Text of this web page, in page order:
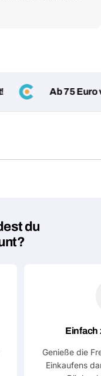
Ab 75 Euro
du
Einfach
Genieße die
Einkaufens